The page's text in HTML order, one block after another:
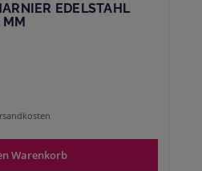
EDELSTAHL
Warenkorb